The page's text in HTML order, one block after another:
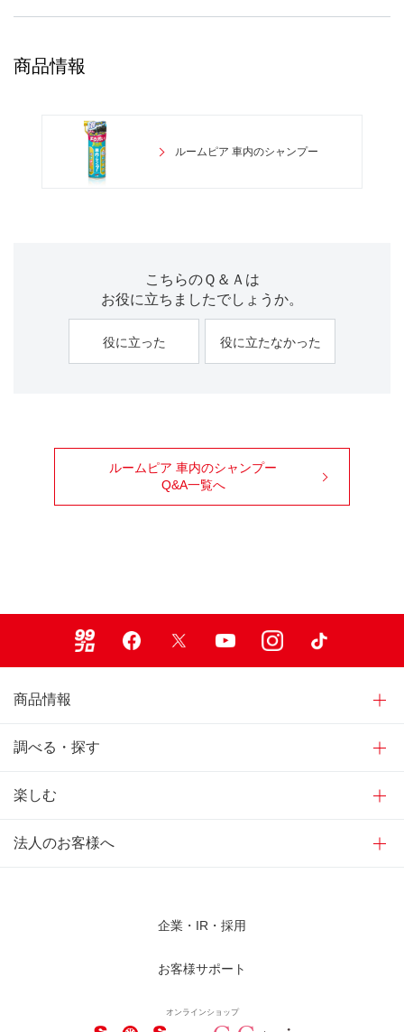
商品情報
ルームピア 車内のシャンプー
こちらのＱ＆Ａは
お役に立ちましたでしょうか。
役に立った 役に立たなかった
ルームピア 車内のシャンプー
Q&A一覧へ
商品情報
調べる・探す
楽しむ
法人のお客様へ
企業・IR・採用
お客様サポート
オンラインショップ